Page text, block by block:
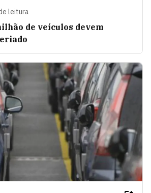
leitura
de veículos devem